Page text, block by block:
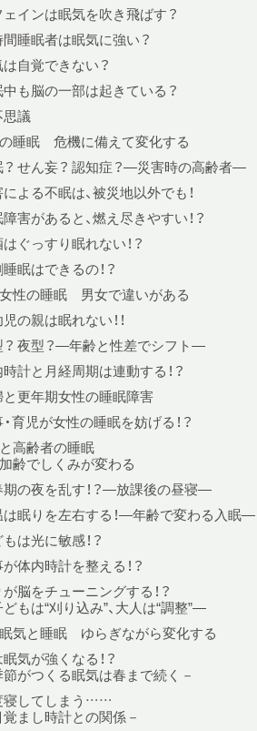
インは眠気を吹き飛ばす？
睡眠者は眠気に強い？
自覚できない？
も脳の一部は起きている？
思議
睡眠 危機に備えて変化する
？ せん妄？ 認知症？—災害時の高齢者—
よる不眠は、被災地以外でも！
害があると、燃え尽きやすい！？
ぐっすり眠れない！？
眠はできるの！？
性の睡眠 男女で違いがある
の親は眠れない！！
？ 夜型？—年齢と性差でシフト—
計と月経周期は連動する！？
更年期女性の睡眠障害
育児が女性の睡眠を妨げる！？
高齢者の睡眠
齢でしくみが変わる
期の夜を乱す！？—放課後の昼寝—
は眠りを左右する！—年齢で変わる入眠—
は光に敏感！？
体内時計を整える！？
脳をチューニングする！？
もは“刈り込み”、大人は“調整”—
気と睡眠 ゆらぎながら変化する
気が強くなる！？
がつくる眠気は春まで続く－
寝してしまう……
まし時計との関係－